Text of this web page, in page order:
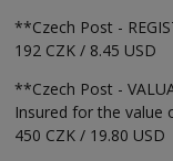
**Czech Post -
192 CZK / 8.45 USD
**Czech Post -
Insured for the value
450 CZK / 19.80 USD